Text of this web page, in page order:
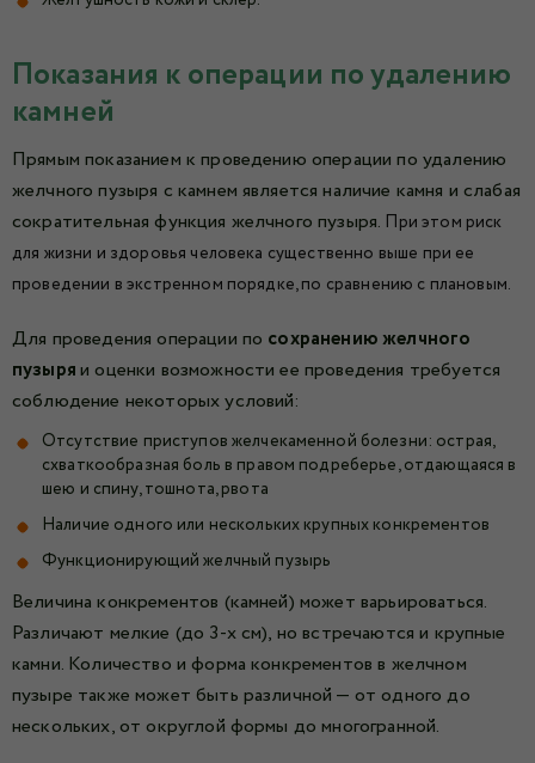
Показания к операции по удалению
камней
Прямым показанием к проведению операции по удалению
желчного пузыря с камнем является наличие камня и слабая
сократительная функция желчного пузыря. При этом риск
для жизни и здоровья человека существенно выше при ее
проведении в экстренном порядке, по сравнению с плановым.
Для проведения операции по сохранению желчного
пузыряи оценки возможности ее проведения требуется
соблюдение некоторых условий:
Отсутствие приступов желчекаменной болезни: острая,
схваткообразная боль в правом подреберье, отдающаяся в
шею и спину, тошнота, рвота
Наличие одного или нескольких крупных конкрементов
Функционирующий желчный пузырь
Величина конкрементов (камней) может варьироваться.
Различают мелкие (до 3-х см), но встречаются и крупные
камни. Количество и форма конкрементов в желчном
пузыре также может быть различной — от одного до
нескольких, от округлой формы до многогранной.